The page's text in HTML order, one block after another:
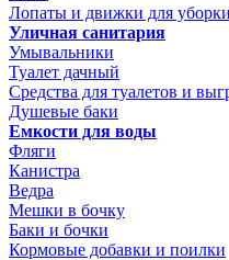
Лопаты и движки для
Уличная санитария
Умывальники
Туалет дачный
Средства для туалетов и
Душевые баки
Емкости для воды
Фляги
Канистра
Ведра
Мешки в бочку
Баки и бочки
Кормовые добавки и поилки